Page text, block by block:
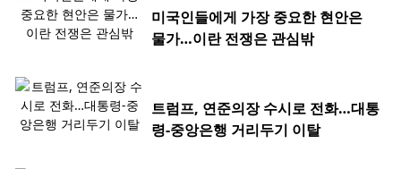
미국인들에게 가장 중요한 현안은
물가…이란 전쟁은 관심밖
트럼프, 연준의장 수시로 전화…대통
령-중앙은행 거리두기 이탈